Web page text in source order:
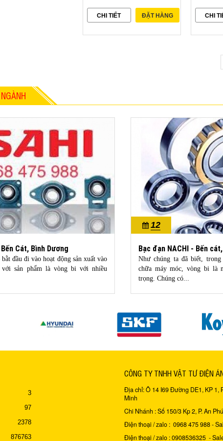
CHI TIẾT ĐẶT HÀNG CHI
Cát, Bình Dương
đầu đi vào hoạt động sản xuất vào
với sản phẩm là vòng bi với nhiều
12
10/2022
Bạc đạn NACHI - Bến
Như chúng ta đã biết,
chữa máy móc, vòng bi là
trọng. Chúng có...
3
97
2378
876763
CÔNG TY TNHH VẬT TƯ ĐIỆN
Địa chỉ: Ô 14 I69 Đường DE1, KP 1,
Minh
Chi Nhánh : Số 150/3 Kp 2, P. An
Điện thoại / zalo : 0968 475 988 -
Điện thoại / zalo : 0908536325 -